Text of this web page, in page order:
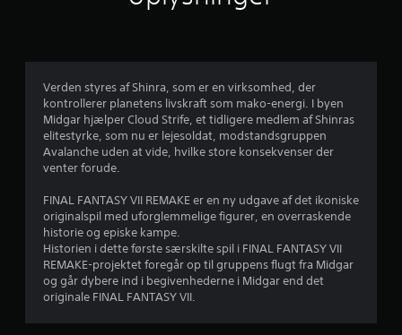
r
d
r
i
g
Verden styres af Shinra, som er en virksomhed, der
kontrollerer planetens livskraft som mako-energi. I byen
Midgar hjælper Cloud Strife, et tidligere medlem af Shinras
elitestyrke, som nu er lejesoldat, modstandsgruppen
Avalanche uden at vide, hvilke store konsekvenser der
venter forude.
FINAL FANTASY VII REMAKE er en ny udgave af det ikoniske
originalspil med uforglemmelige figurer, en overraskende
historie og episke kampe.
Historien i dette første særskilte spil i FINAL FANTASY VII
REMAKE-projektet foregår op til gruppens flugt fra Midgar
og går dybere ind i begivenhederne i Midgar end det
originale FINAL FANTASY VII.